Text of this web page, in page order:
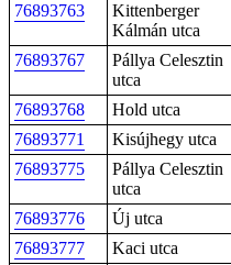
76893763
Kittenberger
Kálmán utca
76893767
Pállya Celesztin
utca
76893768 Hold utca
76893771
Kisújhegy utca
76893775
Pállya Celesztin
utca
76893776 Új utca
76893777
Kaci utca